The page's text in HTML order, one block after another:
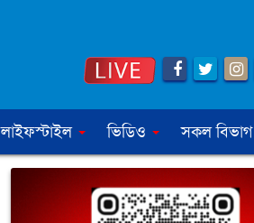
লাইফস্টাইল ভিডিও সকল বিভাগ